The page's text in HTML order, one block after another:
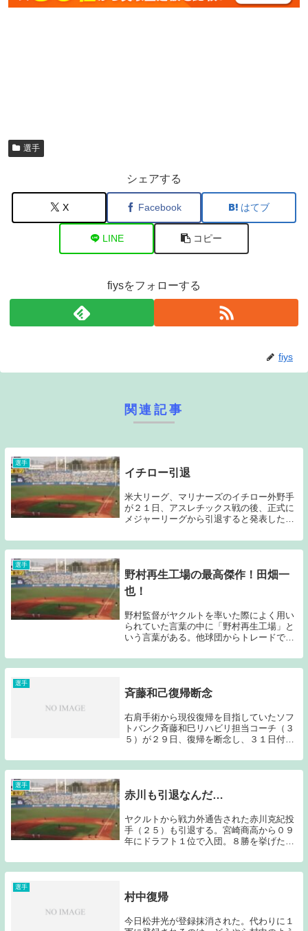
選手
シェアする
X Facebook はてブ
LINE コピー
fiysをフォローする
fiys
関連記事
選手
イチロー引退
米大リーグ、マリナーズのイチロー外野手
が２１日、アスレチックス戦の後、正式に
メジャーリーグから引退すると発表した。
ポーツ引用）過去記事→「イチロー日米通
算4257安打達成！」イチローは少しでも野
選手
野村再生工場の最高傑作！田畑一
也！
野村監督がヤクルトを率いた際によく用い
られていた言葉の中に「野村再生工場」と
いう言葉がある。他球団からトレードで移
選手がヤクルト移籍後に活躍する機会が多
くあったことから用いられるようになった
選手
斉藤和己復帰断念
右肩手術から現役復帰を目指していたソフ
トバンク斉藤和巳リハビリ担当コーチ（３
５）が２９日、復帰を断念し、３１日付で
用）今日は、斉藤和己の復帰断念というニ
ュースと中日山崎武司の今季限りでの引退
選手
赤川も引退なんだ…
ヤクルトから戦力外通告された赤川克紀投
手（２５）も引退する。宮崎商高から０９
年にドラフト１位で入団。８勝を挙げた１
軍登板機会がなく、「もう、野球はやりま
せん」と明かした。（サンケイスポーツ引
選手
村中復帰
今日松井光が登録抹消された。代わりに１